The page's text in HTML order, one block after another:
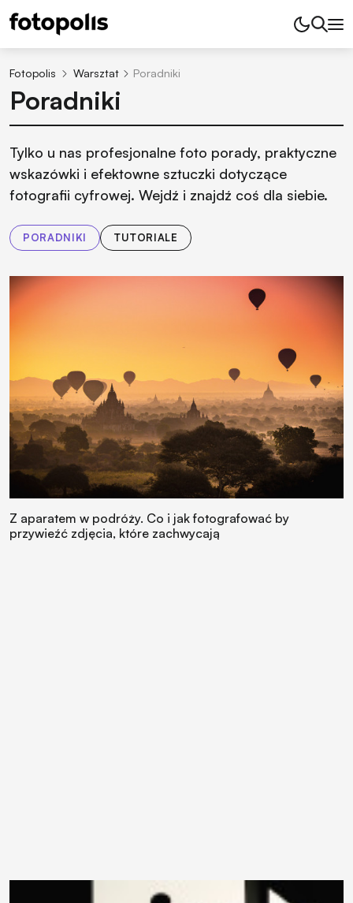
Fotopolis Warsztat Poradniki
Poradniki
Tylko u nas profesjonalne foto porady, praktyczne
wskazówki i efektowne sztuczki dotyczące
fotografii cyfrowej. Wejdź i znajdź coś dla siebie.
PORADNIKI TUTORIALE
Z aparatem w podróży. Co i jak fotografować by
przywieźć zdjęcia, które zachwycają